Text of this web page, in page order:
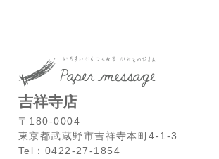
吉祥寺店
〒180-0004
東京都武蔵野市吉祥寺本町4-1-3
Tel：0422-27-1854